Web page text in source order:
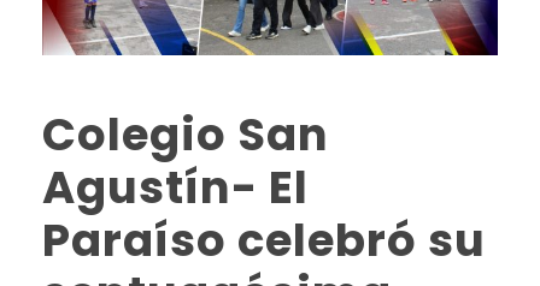
Colegio San
Agustín- El
Paraíso celebró su